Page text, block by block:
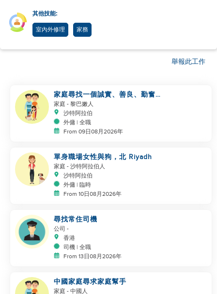
其他技能:
室內外修理 家務
舉報此工作
家庭尋找一個誠實、善良、勤奮的
工作者
家庭 - 黎巴嫩人
沙特阿拉伯
外傭 | 全職
From 09日08月2026年
單身職場女性與狗，北 Riyadh
家庭 - 沙特阿拉伯人
沙特阿拉伯
外傭 | 臨時
From 10日08月2026年
尋找常住司機
公司 -
香港
司機 | 全職
From 13日08月2026年
中國家庭尋求家庭幫手
家庭 - 中國人